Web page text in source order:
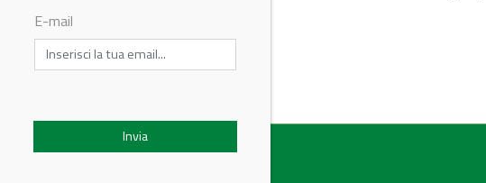
© Riproduzione riservata
E-mail